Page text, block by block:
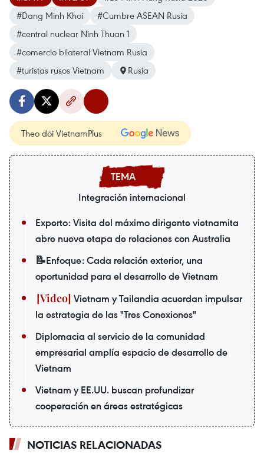
#Dang Minh Khoi
#Cumbre ASEAN Rusia
#central nuclear Ninh Thuan 1
#comercio bilateral Vietnam Rusia
#turistas rusos Vietnam
Rusia
Theo dõi VietnamPlus
Integración internacional
Experto: Visita del máximo dirigente vietnamita
abre nueva etapa de relaciones con Australia
📝Enfoque: Cada relación exterior, una
oportunidad para el desarrollo de Vietnam
Vietnam y Tailandia acuerdan impulsar
la estrategia de las "Tres Conexiones"
Diplomacia al servicio de la comunidad
empresarial amplía espacio de desarrollo de
Vietnam
Vietnam y EE.UU. buscan profundizar
cooperación en áreas estratégicas
NOTICIAS RELACIONADAS